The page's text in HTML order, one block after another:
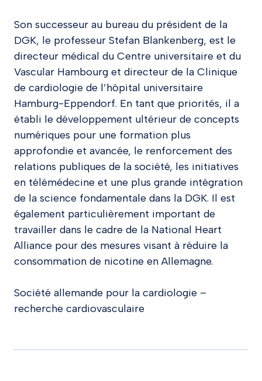
Son successeur au bureau du président de la
DGK, le professeur Stefan Blankenberg, est le
directeur médical du Centre universitaire et du
Vascular Hambourg et directeur de la Clinique
de cardiologie de l’hôpital universitaire
Hamburg-Eppendorf. En tant que priorités, il a
établi le développement ultérieur de concepts
numériques pour une formation plus
approfondie et avancée, le renforcement des
relations publiques de la société, les initiatives
en télémédecine et une plus grande intégration
de la science fondamentale dans la DGK. Il est
également particulièrement important de
travailler dans le cadre de la National Heart
Alliance pour des mesures visant à réduire la
consommation de nicotine en Allemagne.
Société allemande pour la cardiologie –
recherche cardiovasculaire